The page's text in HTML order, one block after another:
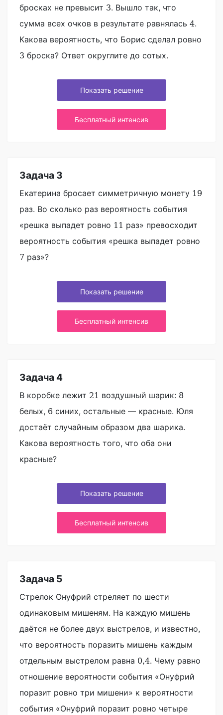
бросках не превысит 3. Вышло так, что
сумма всех очков в результате равнялась 4.
Какова вероятность, что Борис сделал ровно
3 броска? Ответ округлите до сотых.
Показать решение
Бесплатный интенсив
Задача 3
Екатерина бросает симметричную монету 19
раз. Во сколько раз вероятность события
«решка выпадет ровно 11 раз» превосходит
вероятность события «решка выпадет ровно
7 раз»?
Показать решение
Бесплатный интенсив
Задача 4
В коробке лежит 21 воздушный шарик: 8
белых, 6 синих, остальные — красные. Юля
достаёт случайным образом два шарика.
Какова вероятность того, что оба они
красные?
Показать решение
Бесплатный интенсив
Задача 5
Стрелок Онуфрий стреляет по шести
одинаковым мишеням. На каждую мишень
даётся не более двух выстрелов, и известно,
что вероятность поразить мишень каждым
отдельным выстрелом равна 0,4. Чему равно
отношение вероятности события «Онуфрий
поразит ровно три мишени» к вероятности
события «Онуфрий поразит ровно четыре